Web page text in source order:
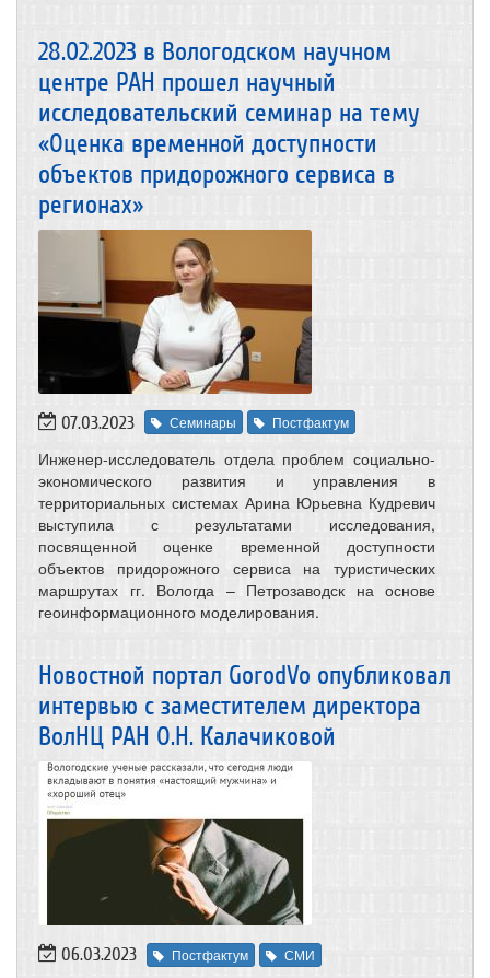
28.02.2023 в Вологодском научном
центре РАН прошел научный
исследовательский семинар на тему
«Оценка временной доступности
объектов придорожного сервиса в
регионах»
07.03.2023 Семинары Постфактум
Инженер-исследователь отдела проблем социально-
экономического развития и управления в
территориальных системах Арина Юрьевна Кудревич
выступила с результатами исследования,
посвященной оценке временной доступности
объектов придорожного сервиса на туристических
маршрутах гг. Вологда – Петрозаводск на основе
геоинформационного моделирования.
Новостной портал GorodVo опубликовал
интервью с заместителем директора
ВолНЦ РАН О.Н. Калачиковой
06.03.2023 Постфактум СМИ